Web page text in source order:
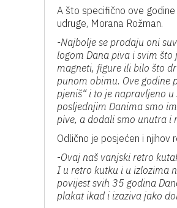
A što specifično ove
udruge, Morana Rožman.
-Najbolje se prodaju oni
logom Dana piva i svim što
magneti, figure ili bilo što
punom obimu. Ove godine
pjeniš“ i to je napravljeno
posljednjim Danima smo
pive, a dodali smo unutra i
Odlično je posjećen i njihov
-Ovaj naš vanjski retro
I u retro kutku i u izlozima
povijest svih 35 godina
plakat ikad i izaziva jako